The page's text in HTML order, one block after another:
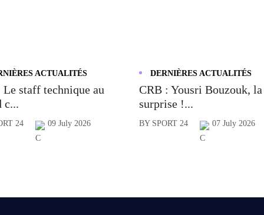
ACTUALITÉS
Le staff technique au
c...
24 09 July 2026
DERNIÈRES ACTUALITÉS
CRB : Yousri Bouzouk, la
surprise !...
BY SPORT 24 07 July 2026